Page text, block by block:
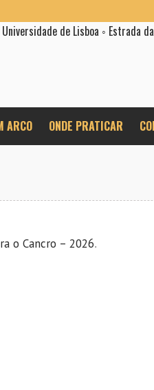
de Lisboa ◦ Estrada
ARCO ONDE PRATICAR
o Cancro – 2026.